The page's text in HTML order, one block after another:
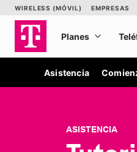
Asistencia
ASISTENCIA